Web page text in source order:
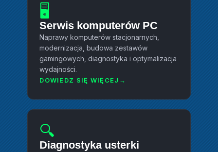
🖥️
Serwis komputerów PC
Naprawy komputerów stacjonarnych,
modernizacja, budowa zestawów
gamingowych, diagnostyka i optymalizacja
wydajności.
DOWIEDZ SIĘ WIĘCEJ
🔍
Diagnostyka usterki